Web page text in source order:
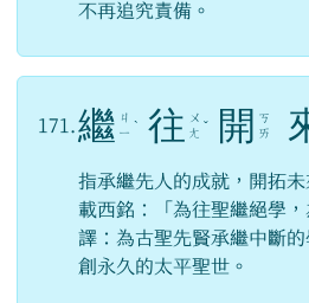
不再追究責備。
171. 繼 ㄐ
ㄧ ˋ 往 ㄨ
ㄤ ˇ 開 ㄎ
ㄞ
指承繼先人的成就，開拓
載西銘：「為往聖繼絕學
譯：為古聖先賢承繼中斷
創永久的太平聖世。